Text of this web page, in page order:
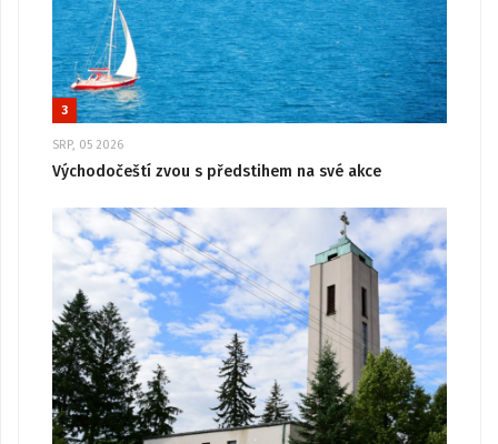
3
SRP, 05 2026
Východočeští zvou s předstihem na své akce